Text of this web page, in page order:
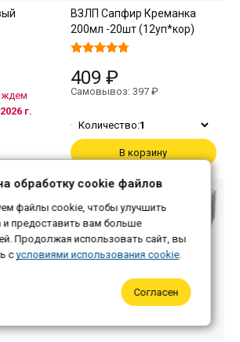
ждем
г.
ВЗЛП Сапфир Креманка
200мл -20шт (12уп*кор)
409 ₽
Самовывоз: 397 ₽
Количество:1
В корзину
обработку cookie файлов
файлы cookie, чтобы улучшить
и предоставить вам больше
Продолжая использовать сайт, вы
сусловиями использования cookie.
Согласен